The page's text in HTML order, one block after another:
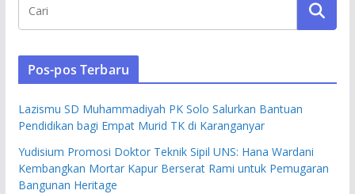
Pos-pos Terbaru
Lazismu SD Muhammadiyah PK Solo Salurkan Bantuan
Pendidikan bagi Empat Murid TK di Karanganyar
Yudisium Promosi Doktor Teknik Sipil UNS: Hana Wardani
Kembangkan Mortar Kapur Berserat Rami untuk Pemugaran
Bangunan Heritage